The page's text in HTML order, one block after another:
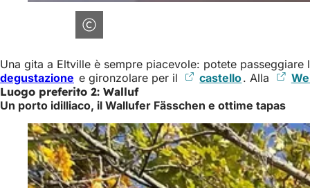
Una gita a Eltville è sempre piacevole: potete
degustazione (Si
apre
in
nuova
scheda)
e gironzolare per il castello(Si
in
nuova
scheda)
. Alla
Luogo preferito 2: Walluf
Un porto idilliaco, il Wallufer Fässchen e ottime tapas